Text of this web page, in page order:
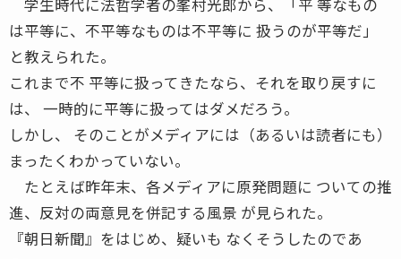
は平等に、不平等なものは不平等に 扱うのが平等だ」
と教えられた。
これまで不 平等に扱ってきたなら、それを取り戻すに
は、 一時的に平等に扱ってはダメだろう。
しかし、 そのことがメディアには（あるいは読者にも）
まったくわかっていない。
たとえば昨年末、各メディアに原発問題に ついての推
進、反対の両意見を併記する風景 が見られた。
『朝日新聞』をはじめ、疑いも なくそうしたのであ